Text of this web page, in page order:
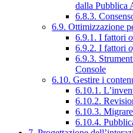
dalla Pubblica
6.8.3.
6.9. Ottimizzazione
6.9.1. I fattori
6.9.2. I fattori
6.9.3.
Console
6.10. Gestire i
6.10.1.
6.10.2.
6.10.3.
6.10.4.